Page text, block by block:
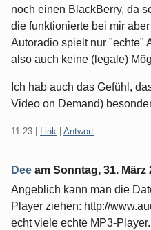
noch einen BlackBerry, da
die funktionierte bei mir
Autoradio spielt nur "echte"
also auch keine (legale)
Ich hab auch das Gefühl,
Video on Demand)
11:23 Link Antwort
Dee am Sonntag, 31. März
Angeblich kann man die
Player ziehen: http://
echt viele echte MP3-